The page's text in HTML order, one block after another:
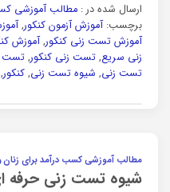
ارسال شده در : مطالب آموزشی
برچسب:آموزش آزمون کنکور,
آموزش تست زنی کنکور,آموزش
زنی سریع, تست زنی کنکور, تست
تست زنی, شیوه تست زنی, کنکور,
مطالب آموزشی کسب درآمد برای زنان
شیوه تست زنی حرفه